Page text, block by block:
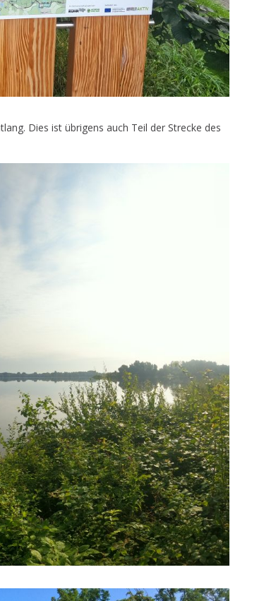
Dies ist übrigens auch Teil der Strecke des